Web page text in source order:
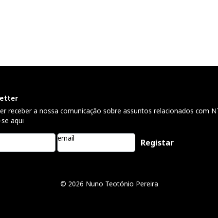
receber a nossa comunicação sobre assuntos relacionados com
aqui
email
© 2026 Nuno Teotónio Pereira